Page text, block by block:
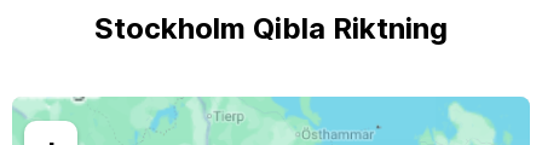
Stockholm Qibla Riktning